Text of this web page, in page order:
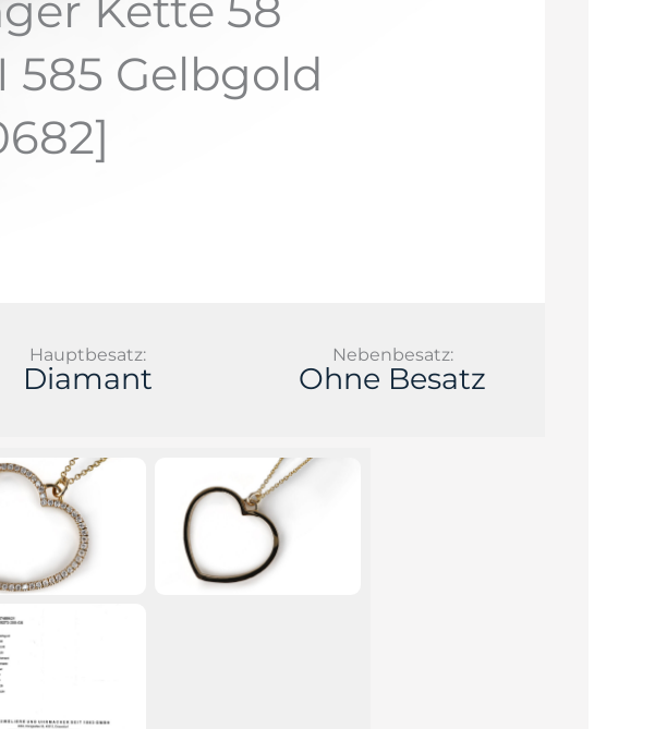
585 Gelbgold
Hauptbesatz:
Diamant
Nebenbesatz:
Ohne Besatz